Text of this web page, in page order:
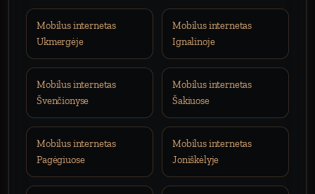
Mobilus internetas
Ukmergėje
Mobilus internetas
Ignalinoje
Mobilus internetas
Švenčionyse
Mobilus internetas
Šakiuose
Mobilus internetas
Pagėgiuose
Mobilus internetas
Joniškėlyje